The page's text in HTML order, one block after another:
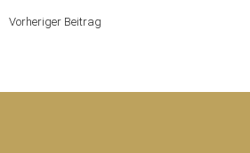
Vorheriger Beitrag